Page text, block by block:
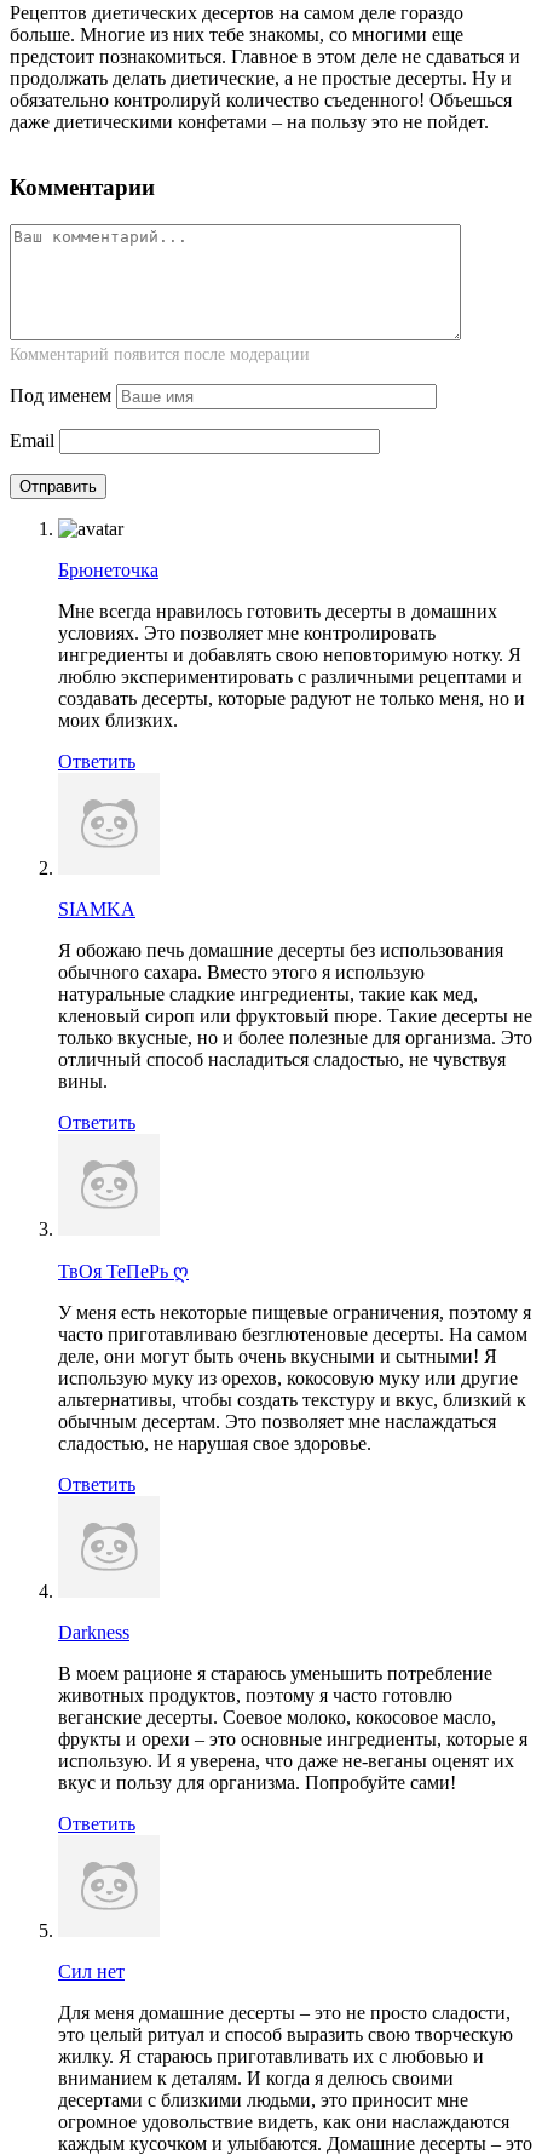
Рецептов диетических десертов на самом деле гораздо
больше. Многие из них тебе знакомы, со многими еще
предстоит познакомиться. Главное в этом деле не сдаваться и
продолжать делать диетические, а не простые десерты. Ну и
обязательно контролируй количество съеденного! Объешься
даже диетическими конфетами – на пользу это не пойдет.
Комментарии
Комментарий появится после модерации
Под именем
Email
Брюнеточка
Мне всегда нравилось готовить десерты в домашних
условиях. Это позволяет мне контролировать
ингредиенты и добавлять свою неповторимую нотку. Я
люблю экспериментировать с различными рецептами и
создавать десерты, которые радуют не только меня, но и
моих близких.
Ответить
SIAMKA
Я обожаю печь домашние десерты без использования
обычного сахара. Вместо этого я использую
натуральные сладкие ингредиенты, такие как мед,
кленовый сироп или фруктовый пюре. Такие десерты не
только вкусные, но и более полезные для организма. Это
отличный способ насладиться сладостью, не чувствуя
вины.
Ответить
ТвОя ТеПеРь ღ
У меня есть некоторые пищевые ограничения, поэтому я
часто приготавливаю безглютеновые десерты. На самом
деле, они могут быть очень вкусными и сытными! Я
использую муку из орехов, кокосовую муку или другие
альтернативы, чтобы создать текстуру и вкус, близкий к
обычным десертам. Это позволяет мне наслаждаться
сладостью, не нарушая свое здоровье.
Ответить
Darkness
В моем рационе я стараюсь уменьшить потребление
животных продуктов, поэтому я часто готовлю
веганские десерты. Соевое молоко, кокосовое масло,
фрукты и орехи – это основные ингредиенты, которые я
использую. И я уверена, что даже не-веганы оценят их
вкус и пользу для организма. Попробуйте сами!
Ответить
Сил нет
Для меня домашние десерты – это не просто сладости,
это целый ритуал и способ выразить свою творческую
жилку. Я стараюсь приготавливать их с любовью и
вниманием к деталям. И когда я делюсь своими
десертами с близкими людьми, это приносит мне
огромное удовольствие видеть, как они наслаждаются
каждым кусочком и улыбаются. Домашние десерты – это